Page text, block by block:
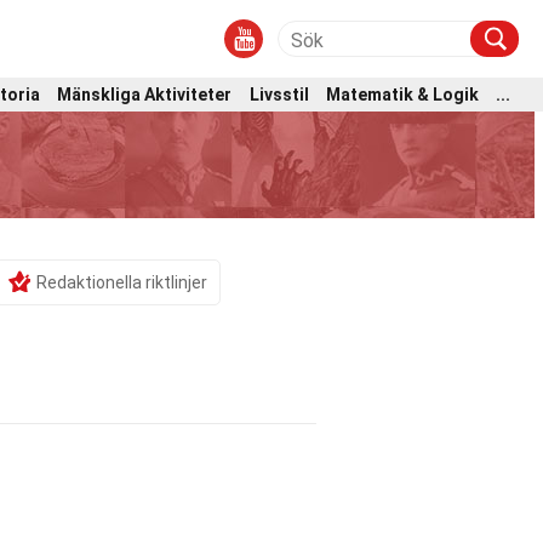
Mänskliga Aktiviteter Livsstil Matematik & Logik
...
Redaktionella riktlinjer